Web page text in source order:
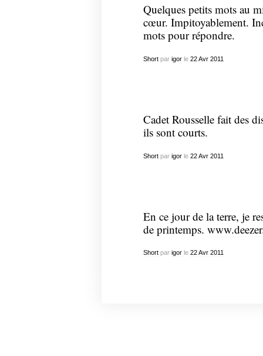
Quelques petits mots au
cœur. Impitoyablement.
mots pour répondre.
Shortpar igorle 22 Avr 2011
Cadet Rousselle fait des
ils sont courts.
Shortpar igorle 22 Avr 2011
En ce jour de la terre, je
de printemps.
Shortpar igorle 22 Avr 2011